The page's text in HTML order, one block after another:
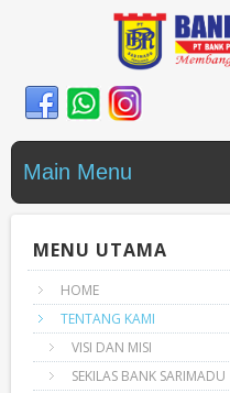
Main Menu
MENU UTAMA
HOME
TENTANG KAMI
VISI DAN MISI
SEKILAS BANK SARIMADU